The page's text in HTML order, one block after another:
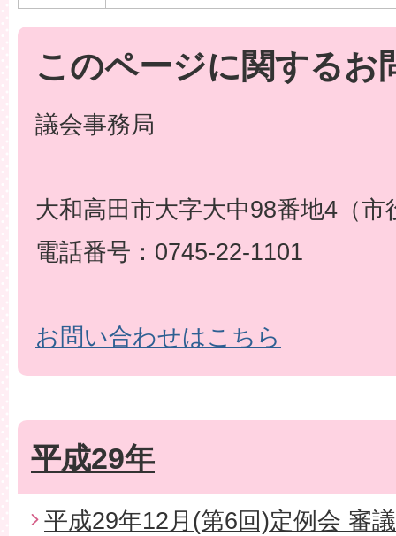
このページに関するお
議会事務局
大和高田市大字大中98番地4（市
電話番号：0745-22-1101
お問い合わせはこちら
平成29年
平成29年12月(第6回)定例会 審